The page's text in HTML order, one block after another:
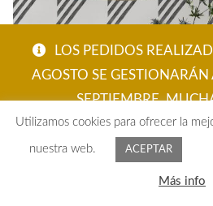
LOS PEDIDOS
AGOSTO SE GESTIONARÁN
SEPTIEMBRE.
ACEPTAR
PAPEL PINTADO GUA
97,34€
Utilizamos cookies para ofrecer la
nuestra web. ACEPTAR
Más info